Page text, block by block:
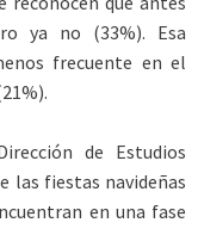
ya no (33%). Esa
frecuente en el
de Estudios
las fiestas navideñas
en una fase